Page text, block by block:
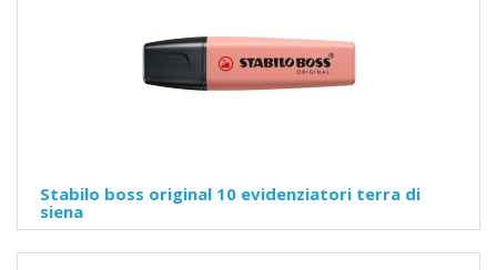
Stabilo boss original 10 evidenziatori terra di
siena